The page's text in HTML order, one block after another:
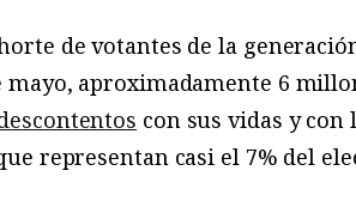
de votantes de la
mayo, aproximadamente 6
con sus vidas y
representan casi el 7% del